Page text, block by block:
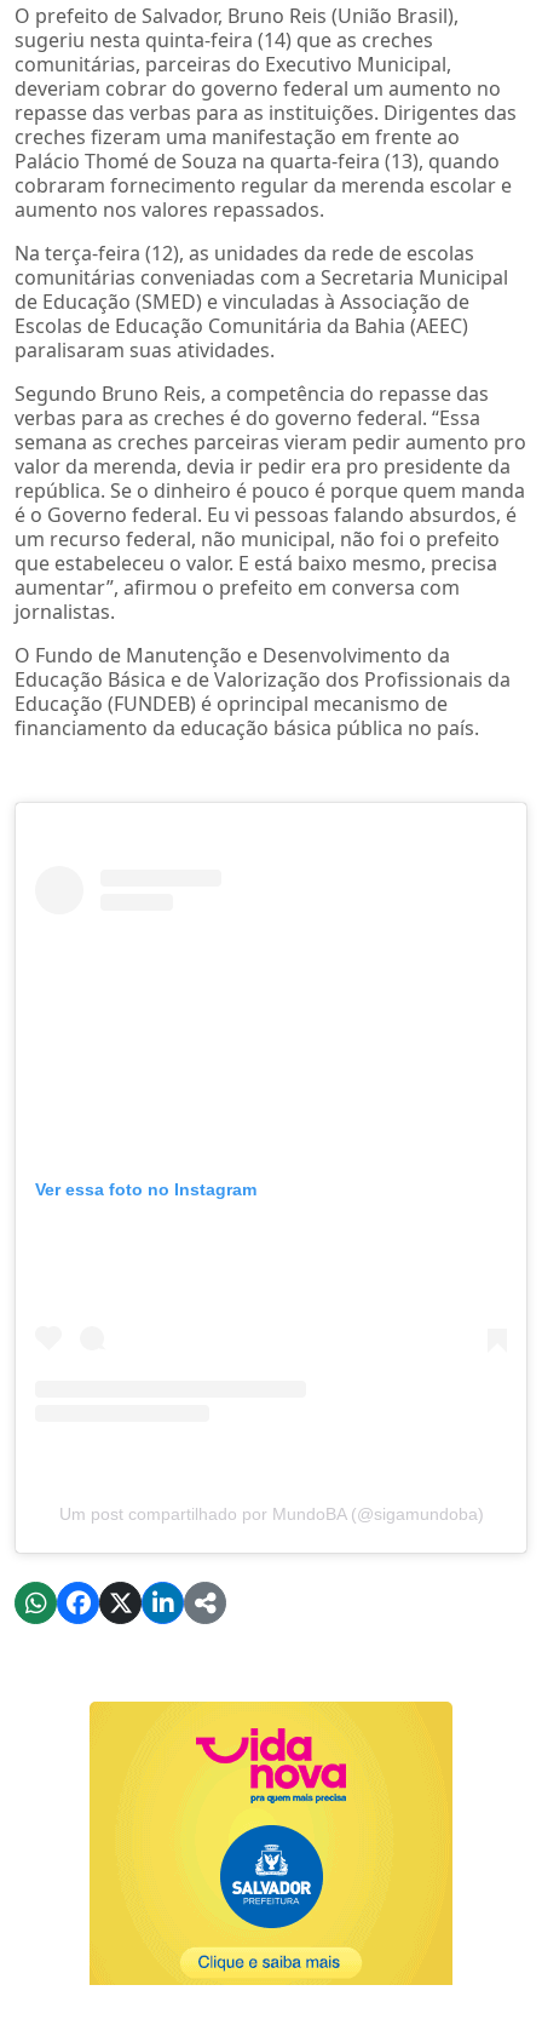
O prefeito de Salvador, Bruno Reis (União Brasil),
sugeriu nesta quinta-feira (14) que as creches
comunitárias, parceiras do Executivo Municipal,
deveriam cobrar do governo federal um aumento no
repasse das verbas para as instituições. Dirigentes das
creches fizeram uma manifestação em frente ao
Palácio Thomé de Souza na quarta-feira (13), quando
cobraram fornecimento regular da merenda escolar e
aumento nos valores repassados.
Na terça-feira (12), as unidades da rede de escolas
comunitárias conveniadas com a Secretaria Municipal
de Educação (SMED) e vinculadas à Associação de
Escolas de Educação Comunitária da Bahia (AEEC)
paralisaram suas atividades.
Segundo Bruno Reis, a competência do repasse das
verbas para as creches é do governo federal. “Essa
semana as creches parceiras vieram pedir aumento pro
valor da merenda, devia ir pedir era pro presidente da
república. Se o dinheiro é pouco é porque quem manda
é o Governo federal. Eu vi pessoas falando absurdos, é
um recurso federal, não municipal, não foi o prefeito
que estabeleceu o valor. E está baixo mesmo, precisa
aumentar”, afirmou o prefeito em conversa com
jornalistas.
O Fundo de Manutenção e Desenvolvimento da
Educação Básica e de Valorização dos Profissionais da
Educação (FUNDEB) é oprincipal mecanismo de
financiamento da educação básica pública no país.
Ver essa foto no Instagram
Um post compartilhado por MundoBA (@sigamundoba)